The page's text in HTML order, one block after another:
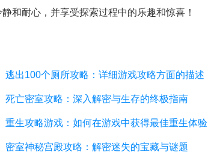
和耐心，并享受探索过程中的乐趣和惊喜！
逃出100个厕所攻略：详细游戏攻略方面的描述
死亡密室攻略：深入解密与生存的终极指南
重生攻略游戏：如何在游戏中获得最佳重生体验
密室神秘宫殿攻略：解密迷失的宝藏与谜题